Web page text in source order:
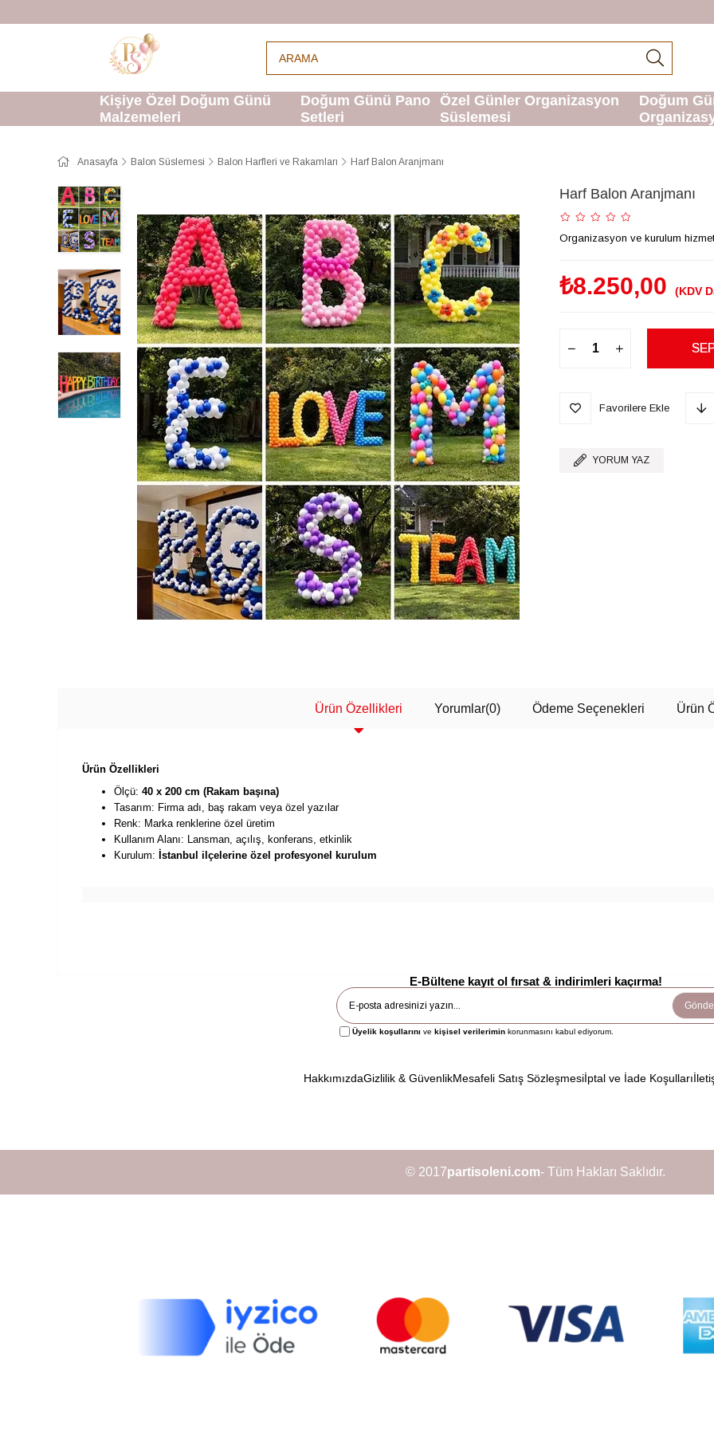
Kişiye Özel Doğum Günü
Malzemeleri
Doğum Günü Pano
Setleri
Özel Günler Organizasyon
Süslemesi
Doğum
Anasayfa Balon Süslemesi Balon Harfleri ve Rakamları Harf Balon Aranjmanı
Harf Balon Aranjmanı
Organizasyon ve kurulum
₺8.250,00 (KDV
Favorilere Ekle
YORUM YAZ
Ürün Özellikleri Yorumlar(0) Ödeme Seçenekleri Ürün
Ürün Özellikleri
Ölçü: 40 x 200 cm (Rakam başına)
Tasarım: Firma adı, baş rakam veya özel yazılar
Renk: Marka renklerine özel üretim
Kullanım Alanı: Lansman, açılış, konferans, etkinlik
Kurulum: İstanbul ilçelerine özel profesyonel kurulum
E-Bültene kayıt ol fırsat & indirimleri kaçırma!
Üyelik koşullarını ve kişisel verilerimin korunmasını kabul ediyorum.
HakkımızdaGizlilik & GüvenlikMesafeli Satış Sözleşmesiİptal ve İade Koşulları
© 2017partisoleni.com- Tüm Hakları Saklıdır.